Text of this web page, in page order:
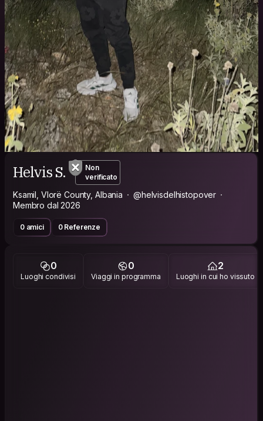
Helvis S.
Non
verificato
Ksamil, Vlorë County, Albania
@helvisdelhistopover
Membro dal 2026
0 amici 0 Referenze
0
Luoghi condivisi
0
Viaggi in programma
2
Luoghi in cui ho vissuto